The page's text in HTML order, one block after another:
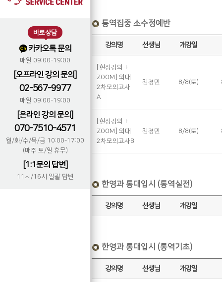
바로상담
카카오톡 문의
매일 09:00-19:00
[오프라인 강의 문의]
02-567-9977
매일 09:00-19:00
[온라인 강의 문의]
070-7510-4571
월/화/수/목/금 10:00-17:00
(매주 토/일 휴무)
[1:1문의 답변]
11시/16시 일괄 답변
통역집중 소수정예반
강의명 선생님 개강일
[현장강의 +
ZOOM] 외대
2차모의고사
A
김경민 8/8(토)
[현장강의 +
ZOOM] 외대
2차모의고사B
김경민 8/8(토)
한영과 통대입시 (통역실전)
강의명 선생님 개강일
한영과 통대입시 (통역기초)
강의명 선생님 개강일